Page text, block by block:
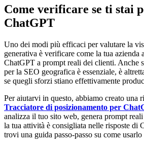
Come verificare se ti stai
ChatGPT
Uno dei modi più efficaci per valutare la
generativa è verificare come la tua azienda
ChatGPT a prompt reali dei clienti. Anche
per la SEO geografica è essenziale, è
se quegli sforzi stiano effettivamente
Per aiutarvi in questo, abbiamo creato una
Tracciatore di posizionamento per
analizza il tuo sito web, genera prompt
la tua attività è consigliata nelle risposte di
trovi una guida passo-passo su come